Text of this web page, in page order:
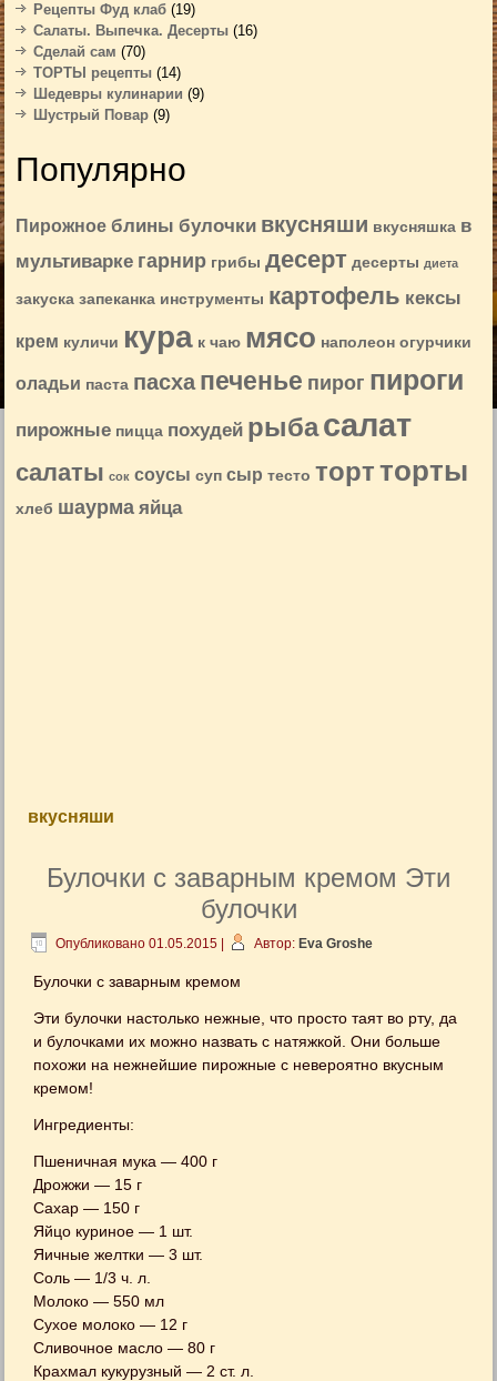
Рецепты Фуд клаб (19)
Салаты. Выпечка. Десерты (16)
Сделай сам (70)
ТОРТЫ рецепты (14)
Шедевры кулинарии (9)
Шустрый Повар (9)
Популярно
Пирожное блины булочки вкусняши вкусняшка в
мультиварке гарнир грибы десерт десерты диета
закуска запеканка инструменты картофель кексы
крем куличи кура к чаю мясо наполеон огурчики
оладьи паста пасха печенье пирог пироги
пирожные пицца похудей рыбасалат
салаты сок соусы суп сыр тесто торт торты
хлеб шаурма яйца
вкусняши
Булочки с заварным кремом Эти
булочки
Опубликовано 01.05.2015 Автор: Eva Groshe
Булочки с заварным кремом
Эти булочки настолько нежные, что просто таят во рту, да
и булочками их можно назвать с натяжкой. Они больше
похожи на нежнейшие пирожные с невероятно вкусным
кремом!
Ингредиенты:
Пшеничная мука — 400 г
Дрожжи — 15 г
Сахар — 150 г
Яйцо куриное — 1 шт.
Яичные желтки — 3 шт.
Соль — 1/3 ч. л.
Молоко — 550 мл
Сухое молоко — 12 г
Сливочное масло — 80 г
Крахмал кукурузный — 2 ст. л.